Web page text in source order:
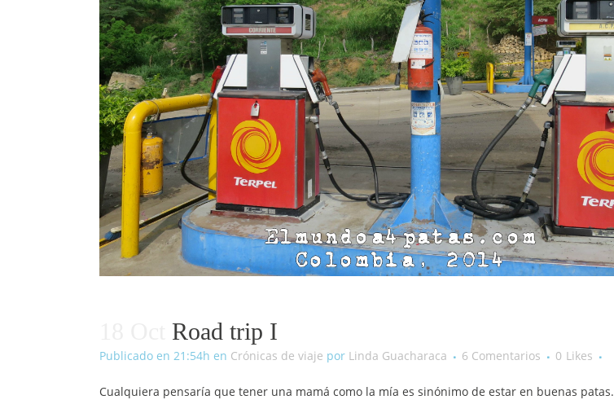
Road trip I
Publicado en 21:54h en Crónicas de viaje por Linda Guacharaca 6 Comentarios 0 Likes
Cualquiera pensaría que tener una mamá como la mía es sinónimo de estar en buenas patas.